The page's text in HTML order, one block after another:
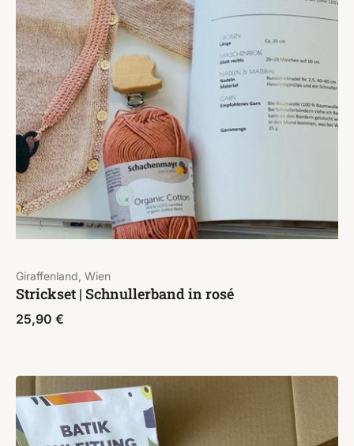
Giraffenland, Wien
Strickset | Schnullerband in rosé
25,90 €